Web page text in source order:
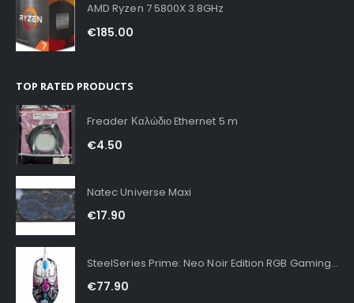
AMD Ryzen 7 5800X 3.8GHz
€185.00
TOP RATED PRODUCTS
Freader Καλώδιο Ethernet 5 m
€4.50
Natec Universe Maxi
€17.90
SteelSeries Prime: Neo Noir Edition RGB Gaming Mouse
€77.90